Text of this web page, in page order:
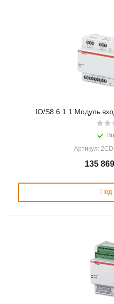
IO/S8.6.1.1 Модуль
Артикул:
135 869
Под